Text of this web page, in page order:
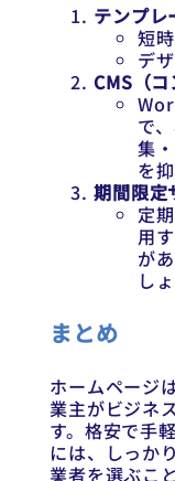
テンプレ
短
デ
CMS（
で
集
を
期間限定
定
用
が
しょ
まとめ
ホームページ
業主がビジネ
す。格安で手
には、しっか
業者を選ぶこ